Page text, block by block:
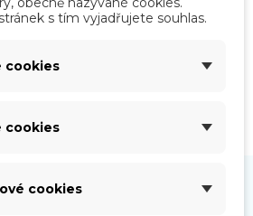
s tím vyjadřujete souhlas.
cookies
cookies
cookies